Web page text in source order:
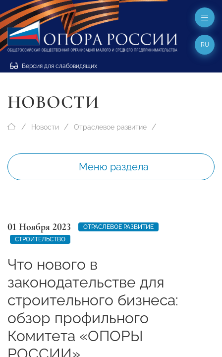
Версия для слабовидящих
RU
НОВОСТИ
Новости Отраслевое развитие
Меню раздела
01 Ноября 2023
ОТРАСЛЕВОЕ РАЗВИТИЕ
СТРОИТЕЛЬСТВО
Что нового в
законодательстве для
строительного бизнеса:
обзор профильного
Комитета «ОПОРЫ